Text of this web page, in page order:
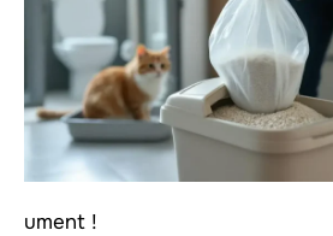
ument !